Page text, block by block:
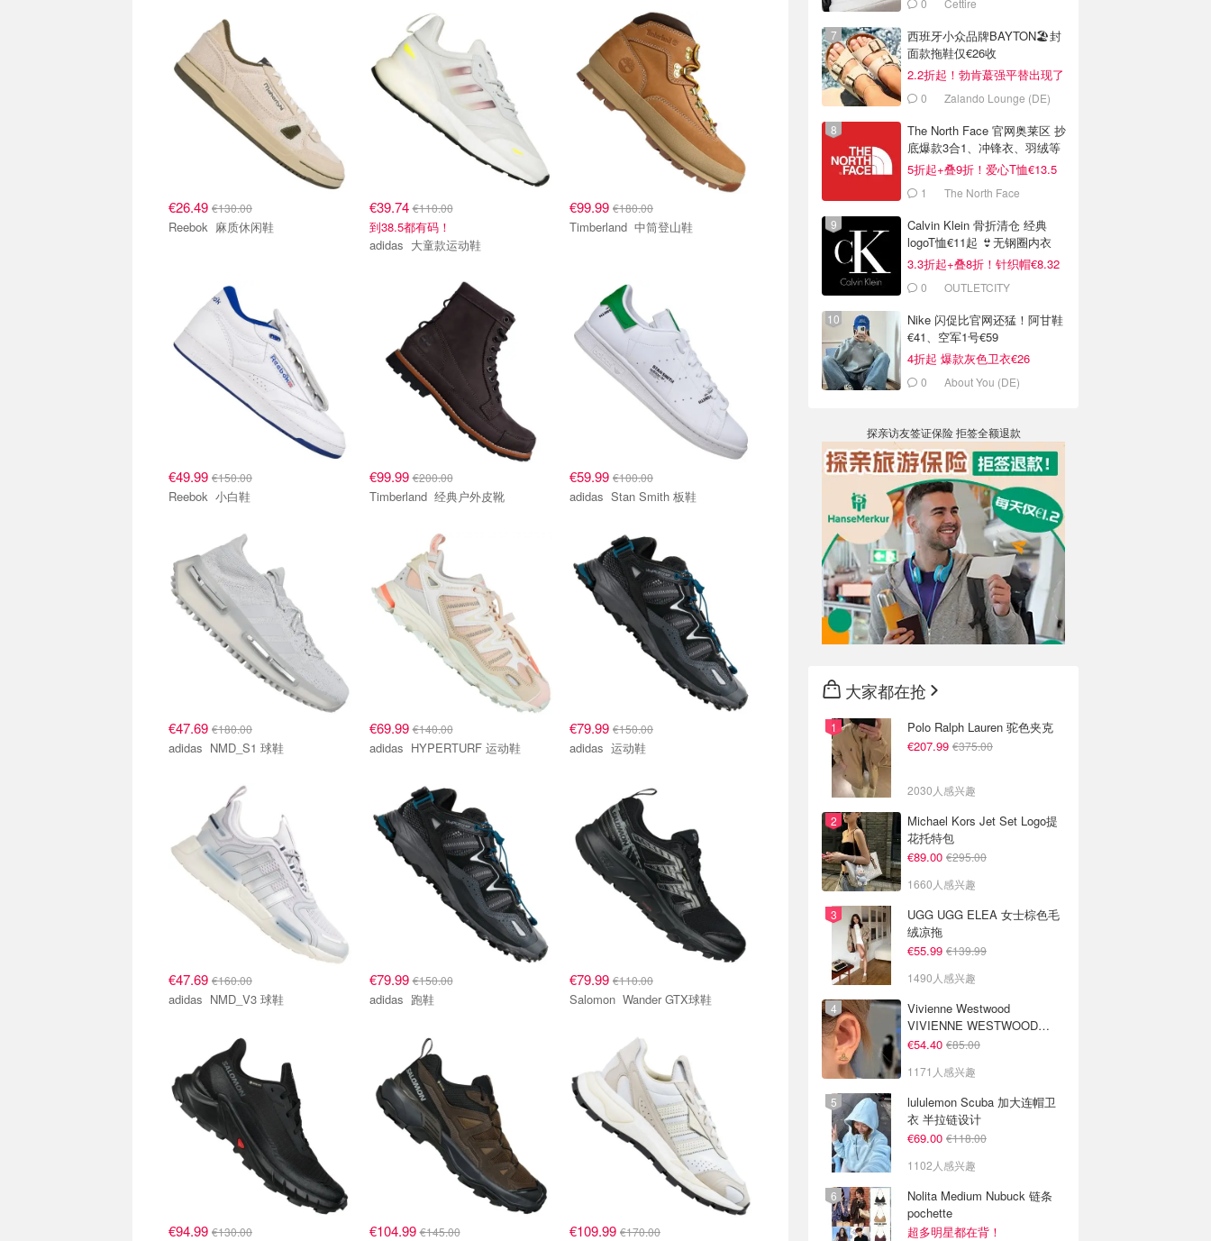
€26.49 €130.00
Reebok 麻质休闲鞋
€39.74€110.00
到38.5都有码！
adidas 大童款运动鞋
€99.99 €180.00
Timberland 中筒登山鞋
€49.99 €150.00
Reebok 小白鞋
€99.99€200.00
Timberland 经典户外皮靴
€59.99 €100.00
adidas Stan Smith 板鞋
€47.69 €180.00
adidas NMD_S1 球鞋
€69.99€140.00
adidas HYPERTURF 运动鞋
€79.99 €150.00
adidas 运动鞋
€47.69 €160.00
adidas NMD_V3 球鞋
€79.99€150.00
adidas 跑鞋
€79.99 €110.00
Salomon Wander GTX球鞋
€94.99 €130.00 €104.99€145.00 €109.99 €170.00
0 Cettire
西班牙小众品牌BAYTON🏖️封
面款拖鞋仅€26收
2.2折起！勃肯蕞强平替出现了
0 Zalando Lounge (DE)
The North Face 官网奥莱区 抄
底爆款3合1、冲锋衣、羽绒等
5折起+叠9折！爱心T恤€13.5
1 The North Face
Calvin Klein 骨折清仓 经典
logoT恤€11起 👙无钢圈内衣
€9.6
3.3折起+叠8折！针织帽€8.32
0
OUTLETCITY
Nike 闪促比官网还猛！阿甘鞋
€41、空军1号€59
4折起 爆款灰色卫衣€26
0 About You (DE)
探亲访友签证保险 拒签全额退款
大家都在抢
Polo Ralph Lauren 驼色夹克
€207.99 €375.00
2030人感兴趣
Michael Kors Jet Set Logo提
花托特包
€89.00 €295.00
1660人感兴趣
UGG UGG ELEA 女士棕色毛
绒凉拖
€55.99 €139.99
1490人感兴趣
Vivienne Westwood
VIVIENNE WESTWOOD
Nano Solitaire 耳环
€54.40 €85.00
1171人感兴趣
lululemon Scuba 加大连帽卫
衣 半拉链设计
€69.00 €118.00
1102人感兴趣
Nolita Medium Nubuck 链条
pochette
超多明星都在背！